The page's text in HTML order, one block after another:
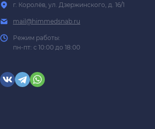
г. Королёв, ул. Дзержинского, д. 16/1
mail@himmedsnab.ru
Режим работы:
пн-пт: с 10:00 до 18:00